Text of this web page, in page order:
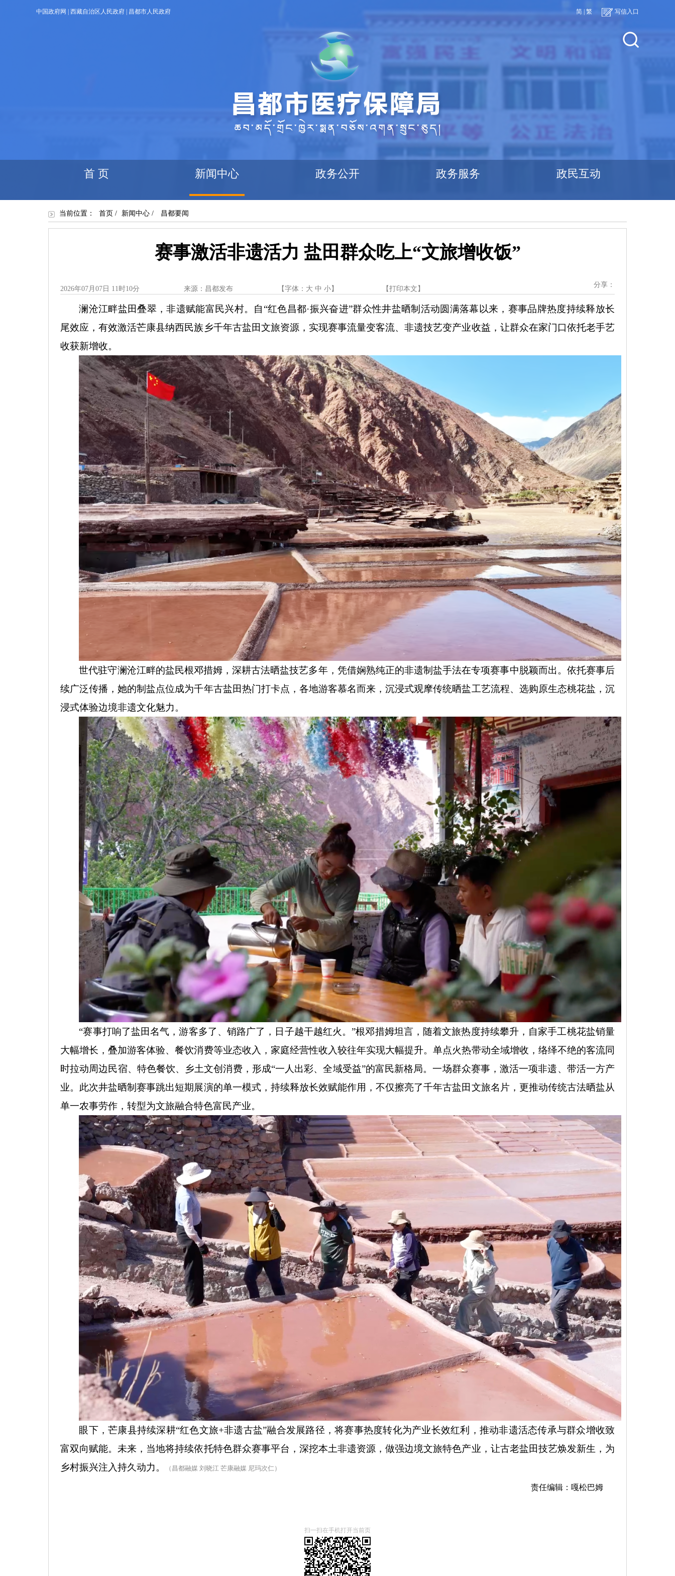
中国政府网 西藏自治区人民政府 昌都市人民政府 简 繁 写信入口
首 页 新闻中心 政务公开 政务服务 政民互动
当前位置： 首页 / 新闻中心 / 昌都要闻
赛事激活非遗活力 盐田群众吃上“文旅增收饭”
2026年07月07日 11时10分 来源：昌都发布 【字体： 大 中 小】 【 打印本文 】
分享：
澜沧江畔盐田叠翠，非遗赋能富民兴村。自 “红色昌都·振兴奋进”群众性井盐晒制活动圆满落幕以来，赛事品牌热度持续释放长
尾效应，有效激活芒康县纳西民族乡千年古盐田文旅资源，实现赛事流量变客流、非遗技艺变产业收益，让群众在家门口依托老手艺
收获新增收。
世代驻守澜沧江畔的盐民根邓措姆，深耕古法晒盐技艺多年，凭借娴熟纯正的非遗制盐手法在专项赛事中脱颖而出。依托赛事后
续广泛传播，她的制盐点位成为千年古盐田热门打卡点，各地游客慕名而来，沉浸式观摩传统晒盐工艺流程、选购原生态桃花盐，沉
浸式体验边境非遗文化魅力。
“赛事打响了盐田名气，游客多了、销路广了，日子越干越红火。”根邓措姆坦言，随着文旅热度持续攀升，自家手工桃花盐销量
大幅增长，叠加游客体验、餐饮消费等业态收入，家庭经营性收入较往年实现大幅提升。单点火热带动全域增收，络绎不绝的客流同
时拉动周边民宿、特色餐饮、乡土文创消费，形成“一人出彩、全域受益”的富民新格局。一场群众赛事，激活一项非遗、带活一方产
业。此次井盐晒制赛事跳出短期展演的单一模式，持续释放长效赋能作用，不仅擦亮了千年古盐田文旅名片，更推动传统古法晒盐从
单一农事劳作，转型为文旅融合特色富民产业。
眼下，芒康县持续深耕“红色文旅+非遗古盐”融合发展路径，将赛事热度转化为产业长效红利，推动非遗活态传承与群众增收致
富双向赋能。未来，当地将持续依托特色群众赛事平台，深挖本土非遗资源，做强边境文旅特色产业，让古老盐田技艺焕发新生，为
乡村振兴注入持久动力。
（昌都融媒 刘晓江 芒康融媒 尼玛次仁）
责任编辑：嘎松巴姆
扫一扫在手机打开当前页